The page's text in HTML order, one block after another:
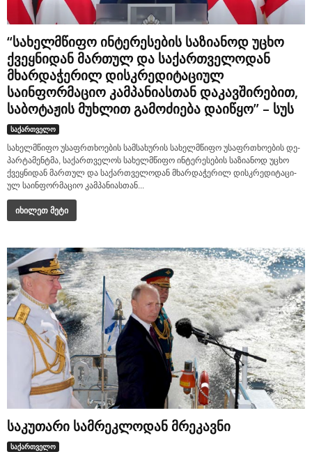
“სახელმწიფო ინტერესების საზიანოდ უცხო
ქვეყნიდან მართულ და საქართველოდან
მხარდაჭერილ დისკრედიტაციულ
საინფორმაციო კამპანიასთან დაკავშირებით,
საბოტაჟის მუხლით გამოძიება დაიწყო” – სუს
საქართველო
სა­ხელ­მწი­ფო უსაფრ­თხო­ე­ბის სამ­სა­ხუ­რის სა­ხელ­მწი­ფო უსაფრ­თხო­ე­ბის დე­
პარ­ტა­მენ­ტმა, სა­ქარ­თვე­ლოს სა­ხელ­მწი­ფო ინ­ტე­რე­სე­ბის სა­ზი­ა­ნოდ უცხო
ქვეყ­ნი­დან მარ­თულ და სა­ქარ­თვე­ლო­დან მხარ­და­ჭე­რილ დის­კრე­დი­ტა­ცი­
ულ სა­ინ­ფორ­მა­ციო კამ­პა­ნი­ას­თან...
იხილეთ მეტი
საკუთარი სამრეკლოდან მრეკავნი
საქართველო